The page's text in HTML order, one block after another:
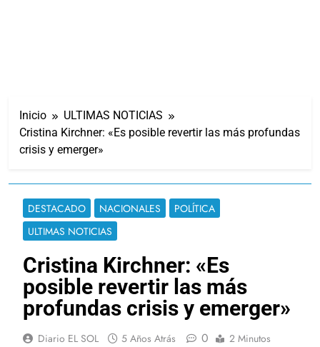
Inicio
ULTIMAS NOTICIAS
Cristina Kirchner: «Es posible revertir las más profundas
crisis y emerger»
DESTACADO NACIONALES
POLÍTICA
ULTIMAS NOTICIAS
Cristina Kirchner: «Es
posible revertir las más
profundas crisis y emerger»
Diario EL SOL 5 Años Atrás 0 2 Minutos